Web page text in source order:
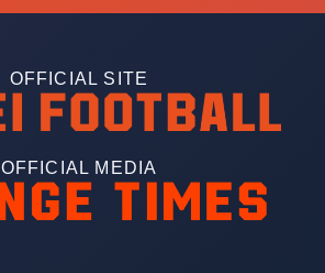
OFFICIAL SITE
OFFICIAL MEDIA